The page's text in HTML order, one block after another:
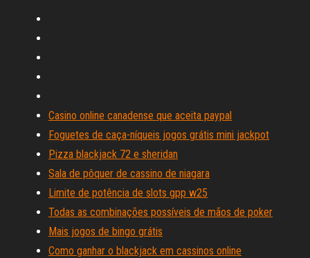
Casino online canadense que aceita paypal
Foguetes de caça-níqueis jogos grátis mini jackpot
Pizza blackjack 72 e sheridan
Sala de pôquer de cassino de niagara
Limite de potência de slots gpp w25
Todas as combinações possíveis de mãos de poker
Mais jogos de bingo grátis
Como ganhar o blackjack em cassinos online